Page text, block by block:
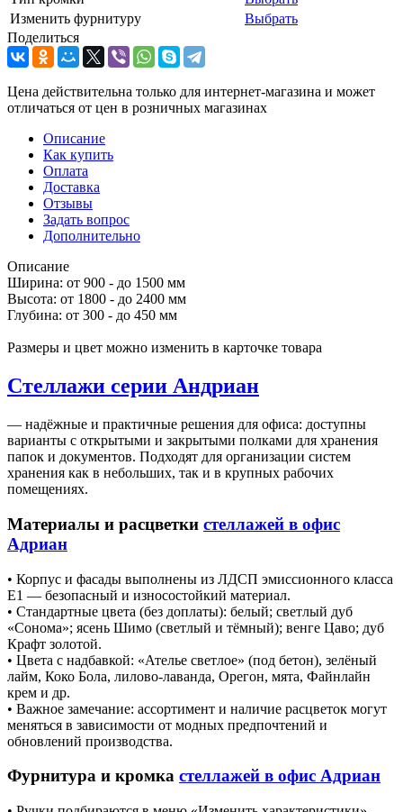
Изменить фурнитуру
Выбрать
Поделиться
Цена действительна только для интернет-магазина и может
отличаться от цен в розничных магазинах
Описание
Как купить
Оплата
Доставка
Отзывы
Задать вопрос
Дополнительно
Описание
Ширина: от 900 - до 1500 мм
Высота: от 1800 - до 2400 мм
Глубина: от 300 - до 450 мм
Размеры и цвет можно изменить в карточке товара
Стеллажи серии Андриан
— надёжные и практичные решения для офиса: доступны
варианты с открытыми и закрытыми полками для хранения
папок и документов. Подходят для организации систем
хранения как в небольших, так и в крупных рабочих
помещениях.
Материалы и расцветки стеллажей в офис
Адриан
• Корпус и фасады выполнены из ЛДСП эмиссионного класса
E1 — безопасный и износостойкий материал.
• Стандартные цвета (без доплаты): белый; светлый дуб
«Сонома»; ясень Шимо (светлый и тёмный); венге Цаво; дуб
Крафт золотой.
• Цвета с надбавкой: «Ателье светлое» (под бетон), зелёный
лайм, Коко Бола, лилово‑лаванда, Орегон, мята, Файнлайн
крем и др.
• Важное замечание: ассортимент и наличие расцветок могут
меняться в зависимости от модных предпочтений и
обновлений производства.
Фурнитура и кромка стеллажей в офис Адриан